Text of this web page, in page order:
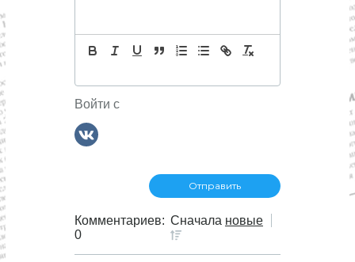
я
п
о
з
и
Войти с
Комментариев:
0
Сначала новые